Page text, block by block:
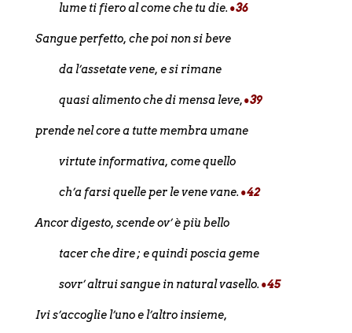
lume ti fiero al come che tu die. •36
Sangue perfetto, che poi non si beve
da l’assetate vene, e si rimane
quasi alimento che di mensa leve,•39
prende nel core a tutte membra umane
virtute informativa, come quello
ch’a farsi quelle per le vene vane. •42
Ancor digesto, scende ov’ è più bello
tacer che dire ; e quindi poscia geme
sovr’ altrui sangue in natural vasello. •45
Ivi s’accoglie l’uno e l’altro insieme,